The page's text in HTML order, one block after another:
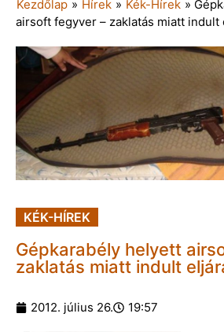
Kezdőlap » Hírek » Kék-Hírek »
airsoft fegyver – zaklatás miatt indult
KÉK-HÍREK
Gépkarabély helyett
zaklatás miatt indult
2012. július 26. 19:57